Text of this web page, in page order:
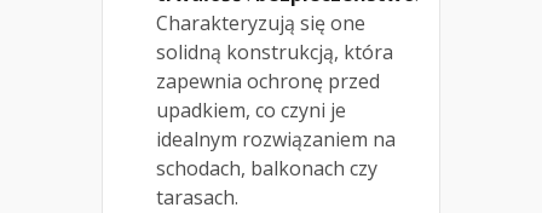
Charakteryzują się one
solidną konstrukcją, która
zapewnia ochronę przed
upadkiem, co czyni je
idealnym rozwiązaniem na
schodach, balkonach czy
tarasach.